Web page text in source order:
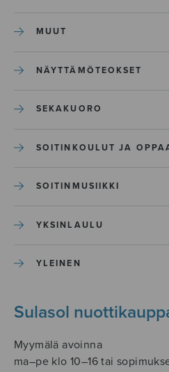
MUUT
NÄYTTÄMÖTEOKSET
SEKAKUORO
SOITINKOULUT JA
SOITINMUSIIKKI
YKSINLAULU
YLEINEN
Sulasol
Myymälä avoinna
ma–pe klo 10–16 tai